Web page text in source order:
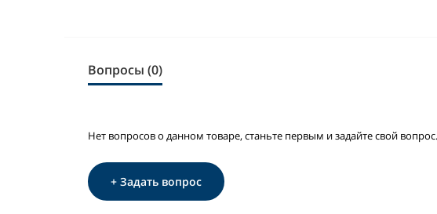
Вопросы (0)
Нет вопросов о данном товаре, станьте первым и задайте свой вопрос.
+ Задать вопрос